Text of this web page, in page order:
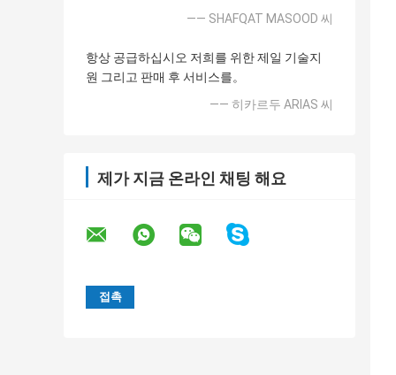
—— SHAFQAT MASOOD 씨
항상 공급하십시오 저희를 위한 제일 기술지
원 그리고 판매 후 서비스를。
—— 히카르두 ARIAS 씨
제가 지금 온라인 채팅 해요